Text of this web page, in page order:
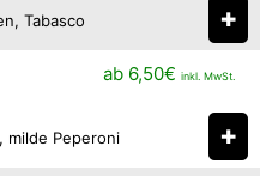
Tabasco ✚
ab 6,50€ inkl. MwSt.
milde Peperoni ✚